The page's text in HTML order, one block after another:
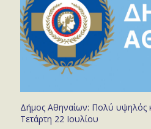
Δήμος Αθηναίων: Πολύ υψηλός
Τετάρτη 22 Ιουλίου